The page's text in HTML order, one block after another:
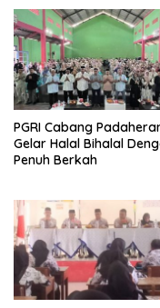
PGRI Cabang
Gelar Halal Bihalal
Penuh Berkah